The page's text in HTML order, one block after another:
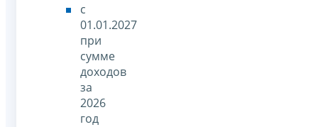
с
01.01.2027
при
сумме
доходов
за
2026
год